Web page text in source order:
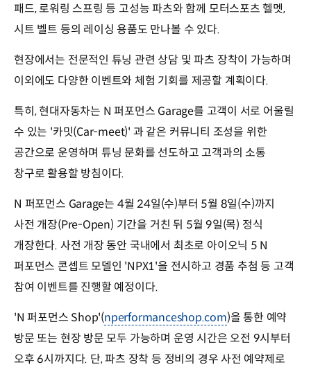
패드, 로워링 스프링 등 고성능 파츠와 함께 모터스포츠 헬멧,
시트 벨트 등의 레이싱 용품도 만나볼 수 있다.
현장에서는 전문적인 튜닝 관련 상담 및 파츠 장착이 가능하며
이외에도 다양한 이벤트와 체험 기회를 제공할 계획이다.
특히, 현대자동차는 N 퍼포먼스 Garage를 고객이 서로 어울릴
수 있는 '카밋(Car-meet)' 과 같은 커뮤니티 조성을 위한
공간으로 운영하며 튜닝 문화를 선도하고 고객과의 소통
창구로 활용할 방침이다.
N 퍼포먼스 Garage는 4월 24일(수)부터 5월 8일(수)까지
사전 개장(Pre-Open) 기간을 거친 뒤 5월 9일(목) 정식
개장한다. 사전 개장 동안 국내에서 최초로 아이오닉 5 N
퍼포먼스 콘셉트 모델인 'NPX1'을 전시하고 경품 추첨 등 고객
참여 이벤트를 진행할 예정이다.
'N 퍼포먼스 Shop'(nperformanceshop.com)을 통한 예약
방문 또는 현장 방문 모두 가능하며 운영 시간은 오전 9시부터
오후 6시까지다. 단, 파츠 장착 등 정비의 경우 사전 예약제로